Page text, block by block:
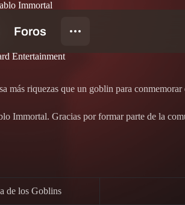
Immortal
Entertainment
riquezas que un goblin para
Gracias por formar parte de la
de los Goblins